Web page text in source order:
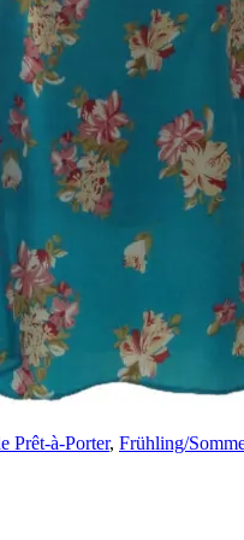
Prêt-à-Porter, Frühling/